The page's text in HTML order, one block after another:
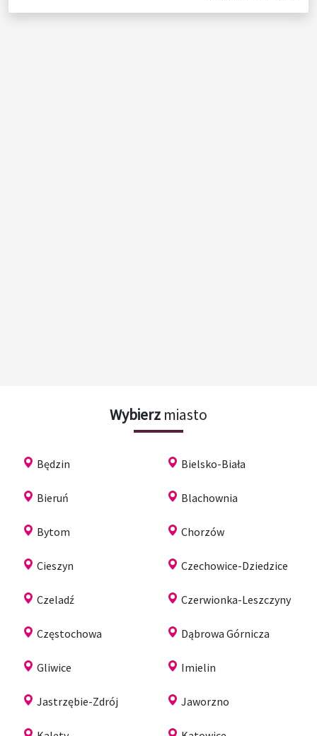
Wybierz miasto
Będzin Bielsko-Biała
Bieruń Blachownia
Bytom Chorzów
Cieszyn Czechowice-Dziedzice
Czeladź Czerwionka-Leszczyny
Częstochowa Dąbrowa Górnicza
Gliwice Imielin
Jastrzębie-Zdrój Jaworzno